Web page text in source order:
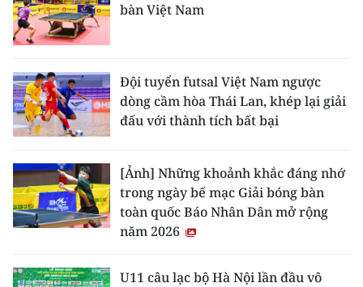
bàn Việt Nam
Đội tuyển futsal Việt Nam ngược
dòng cầm hòa Thái Lan, khép lại giải
đấu với thành tích bất bại
[Ảnh] Những khoảnh khắc đáng nhớ
trong ngày bế mạc Giải bóng bàn
toàn quốc Báo Nhân Dân mở rộng
năm 2026
U11 câu lạc bộ Hà Nội lần đầu vô